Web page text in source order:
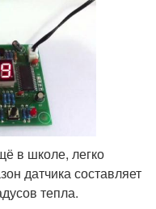
в школе, легко
датчика составляет
тепла.